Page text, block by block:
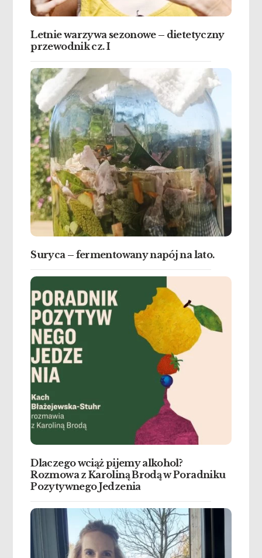
Letnie warzywa sezonowe – dietetyczny
przewodnik cz. I
Suryca – fermentowany napój na lato.
Dlaczego wciąż pijemy alkohol?
Rozmowa z Karoliną Brodą w Poradniku
Pozytywnego Jedzenia